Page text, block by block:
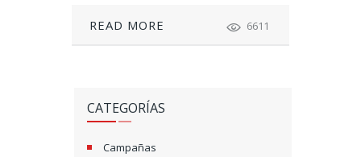
READ MORE 6611
CATEGORÍAS
Campañas